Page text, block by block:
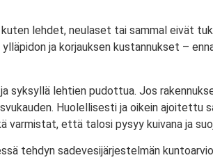
lehdet, neulaset tai sammal eivät
ja korjauksen kustannukset –
syksyllä lehtien pudottua. Jos
Huolellisesti ja oikein ajoitettu
varmistat, että talosi pysyy kuivana ja
tehdyn sadevesijärjestelmän